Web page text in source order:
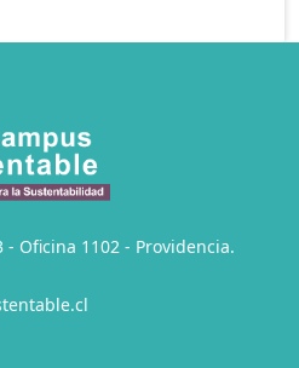
Oficina 1102 - Providencia.